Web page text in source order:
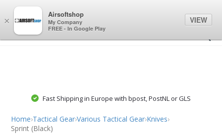
Fast Shipping in Europe with bpost, PostNL or GLS
Home›Tactical Gear›Various Tactical Gear›Knives›
Sprint (Black)
×
Airsoftshop
My Company
FREE - In Google Play
VIEW